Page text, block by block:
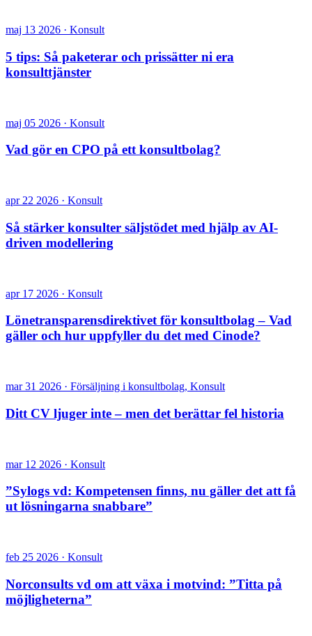
maj 13 2026 · Konsult
5 tips: Så paketerar och prissätter ni era
konsulttjänster
maj 05 2026 · Konsult
Vad gör en CPO på ett konsultbolag?
apr 22 2026 · Konsult
Så stärker konsulter säljstödet med hjälp av AI-
driven modellering
apr 17 2026 · Konsult
Lönetransparensdirektivet för konsultbolag – Vad
gäller och hur uppfyller du det med Cinode?
mar 31 2026 · Försäljning i konsultbolag, Konsult
Ditt CV ljuger inte – men det berättar fel historia
mar 12 2026 · Konsult
”Sylogs vd: Kompetensen finns, nu gäller det att få
ut lösningarna snabbare”
feb 25 2026 · Konsult
Norconsults vd om att växa i motvind: ”Titta på
möjligheterna”